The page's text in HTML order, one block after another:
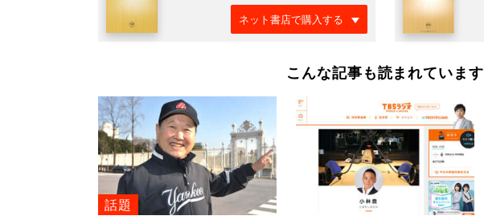
ネット書店で購入する
こんな記事も読まれています
話題